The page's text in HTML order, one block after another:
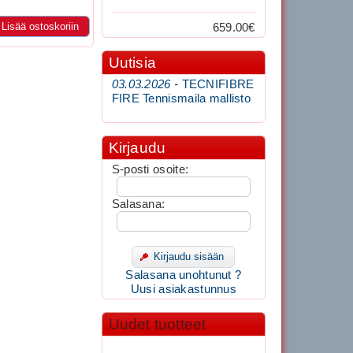
Lisää ostoskoriin 659.00€
Uutisia
03.03.2026 - TECNIFIBRE
FIRE Tennismaila mallisto
Kirjaudu
S-posti osoite:
Salasana:
Kirjaudu sisään
Salasana unohtunut ?
Uusi asiakastunnus
Uudet tuotteet